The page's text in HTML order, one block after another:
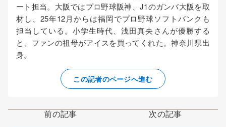
ート担当。大阪ではプロ野球阪神、J1のガンバ大阪を取
材し、25年12月からは福岡でプロ野球ソフトバンクも
担当している。小学生時代、浅田真央さんが優勝する
と、ファンの祖母がアイスを買ってくれた。神奈川県出
身。
この記者のページへ進む
前の記事 次の記事